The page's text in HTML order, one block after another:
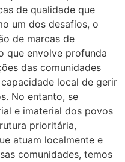
de qualidade que
um dos desafios, o
de marcas de
que envolve profunda
das comunidades
local de gerir
No entanto, se
e imaterial dos povos
prioritária,
atuam localmente e
comunidades, temos